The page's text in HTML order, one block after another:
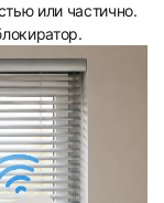
или частично.